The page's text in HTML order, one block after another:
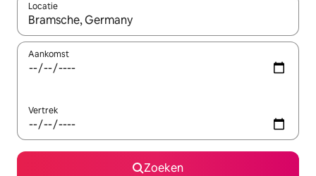
Locatie
Wanneer er resultaten beschikbaar zijn, maak je een keuze
Aankomst
Vertrek
Zoeken